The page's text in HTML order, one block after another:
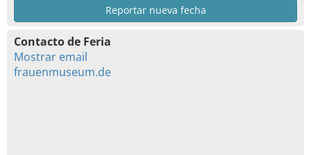
Reportar nueva fecha
Contacto de Feria
Mostrar email
frauenmuseum.de